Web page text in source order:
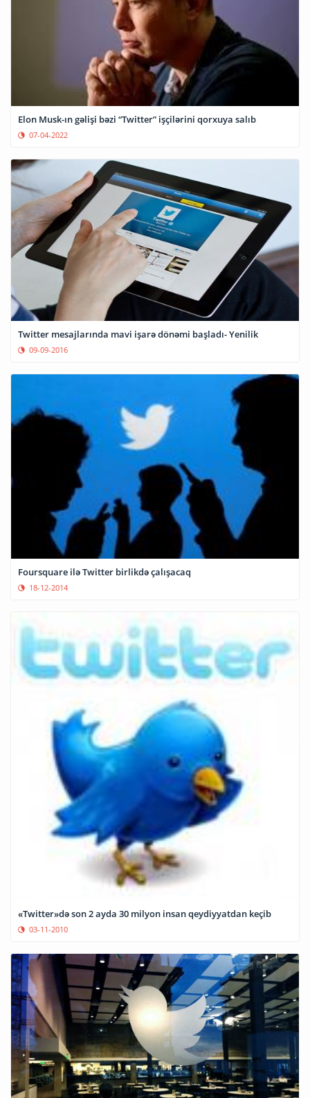
Elon Musk-ın gəlişi bəzi “Twitter” işçilərini qorxuya salıb
07-04-2022
Twitter mesajlarında mavi işarə dönəmi başladı- Yenilik
09-09-2016
Foursquare ilə Twitter birlikdə çalışacaq
18-12-2014
«Twitter»də son 2 ayda 30 milyon insan qeydiyyatdan keçib
03-11-2010